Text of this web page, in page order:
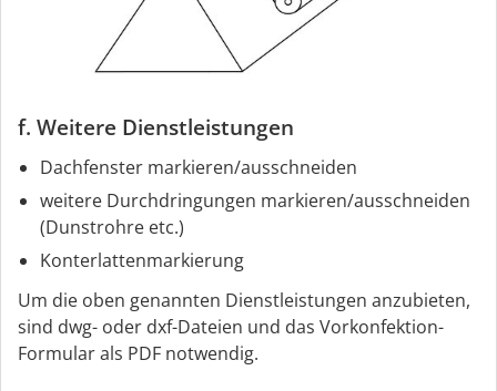
f. Weitere Dienstleistungen
Dachfenster markieren/ausschneiden
weitere Durchdringungen markieren/ausschneiden
(Dunstrohre etc.)
Konterlattenmarkierung
Um die oben genannten Dienstleistungen anzubieten,
sind dwg- oder dxf-Dateien und das Vorkonfektion-
Formular als PDF notwendig.